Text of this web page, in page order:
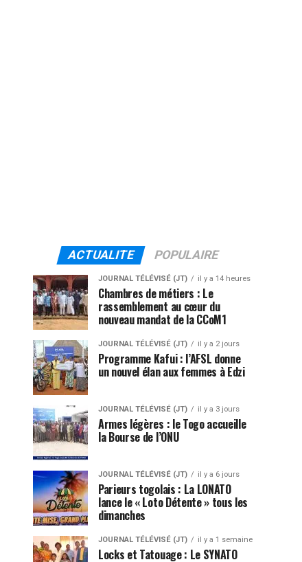
ACTUALITE POPULAIRE
JOURNAL TÉLÉVISÉ (JT) il y a 14 heures
Chambres de métiers : Le
rassemblement au cœur du
nouveau mandat de la CCoM1
JOURNAL TÉLÉVISÉ (JT) il y a 2 jours
Programme Kafui : l’AFSL donne
un nouvel élan aux femmes à Edzi
JOURNAL TÉLÉVISÉ (JT) il y a 3 jours
Armes légères : le Togo accueille
la Bourse de l’ONU
JOURNAL TÉLÉVISÉ (JT) il y a 6 jours
Parieurs togolais : La LONATO
lance le « Loto Détente » tous les
dimanches
JOURNAL TÉLÉVISÉ (JT) il y a 1 semaine
Locks et Tatouage : Le SYNATO